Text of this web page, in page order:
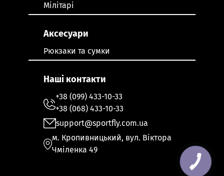
Мілітарі
Аксесуари
Рюкзаки та сумки
Наші контакти
+38 (099) 433-10-33
+38 (068) 433-10-33
support@sportfly.com.ua
м. Кропивницький, вул. Віктора
Чміленка 49
КНОПКА
ЗВ'ЯЗКУ